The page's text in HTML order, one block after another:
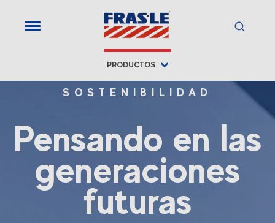
PRODUCTOS
SOSTENIBILIDAD
Pensando en las
generaciones
futuras